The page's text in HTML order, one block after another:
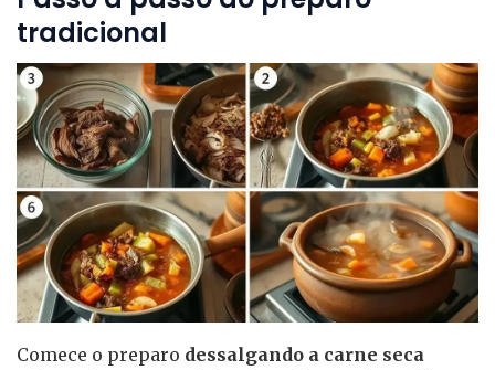
tradicional
Comece o preparo dessalgando a carne seca